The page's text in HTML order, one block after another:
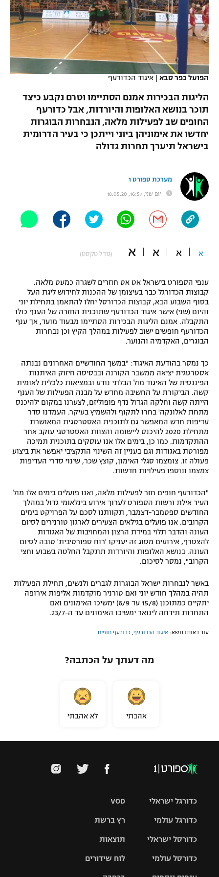
VOD
רץ ברשת
תוצאות
לוח שידורים
"מעל הליגה" – פודקאסט
תקנון משתתפים וזוכים בפרסים
תקנון עבור פעילות אלקטרה
תקנון עבור פעילות ספורט 1 – "מרלן"
טניס
גיימינג E-Sports
תנאי שימוש
מדיניות פרטיות
תקנון פעילות ספורט 1
רשיון להקרנה פומבית לבית עסק
הצטרפות לחבילת הערוצים
לוח דרושים – ג'ובנט
תגיות
המגזין
נבחרת ישראל
מכבי חיפה
בית"ר ירושלים
מכבי תל אביב
הפועל תל אביב
הפועל חיפה
הפועל באר שבע
מכבי נתניה
בני יהודה
ליגה ספרדית
ליגה איטלקית
ליגה צרפתית
ליגה הולנדית
ליגה סינית
ליגות נוספות
כדורסל נשים
מכבי תל אביב
הפועל חולון
הפועל ירושלים
דני אבדיה
יורוליג
יורוקאפ
טניס
כדוריד
כדורעף
שחייה
ג'ודו
אגרוף
UFC
היאבקות WWE
כדורמים
פוטבול אמריקאי NFL
בייסבול MLB
אומנויות לחימה
גיימינג E-Sports
הפועל כפר סבא | איגוד הכדורעף
הליגות הבכירות אמנם הסתיימו וטרם נקבע כיצד
תוכר בנושא האלופות והיורדות, אבל כדורעף
החופים שב לפעילות מלאה, הנבחרות הבוגרות
יחדשו את אימוניהן ביוני וייתכן כי בעיר הדרומית
בישראל תיערך תחרות גדולה
מערכת ספורט 1
יום שני, 16:57, 18.05.20
א א א א (גודל טקסט)
ענפי הספורט בישראל אט אט חוזרים לשגרה כמעט מלאה.
קבוצות הכדורגל כבר בעיצומן של ההכנות לחידוש ליגת העל
בסוף השבוע הבא, קבוצות הכדורסל יחלו להתאמן בתחילת יוני
והיום (שני) אישר איגוד הכדורעף שתוכנית החזרה של הענף כולו
התקבלה. אמנם הליגות הבכירות הסתיימו מבעוד מועד, אך ענף
הכדורעף חופשים ישוב לפעילות במהלך הקיץ וכן נבחרות
הבוגרים, האקדמיה והנוער.
כך נמסר בהודעת האיגוד: "במשך החודשיים האחרונים נבנתה
אסטרטגית יציאה ממשבר הקורנה ובבסיסה חיזוק האיתנות
הפיננסית של האיגוד מול הבלתי נודע ובמציאות כלכלית לאומית
קשה. הביקורת על החשיבה מחדש על מבנה הפעילות של הענף
הייתה קשה וחלקה הגדול נדף פופוליזם, לצערנו במקום 'להיכנס
מתחת לאלונקה' בחרו לתקוף ולהשמיץ בעיקר. העמדנו סדר
עדיפות חדש המאפשר גם לתוכנית האסטרטגית המאושרת
מתחילת 2020 להיכנס ליישומה והצוות האסטרטגי עוקב אחר
ההתקדמות. כמו כן, בימים אלו אנו עוסקים בתוכנית תמיכה
מפורטת באגודות וגם בעניין זה השינוי התקציבי יאפשר את ביצוע
פעולה זו. צומצמו סגלי האימון, קוצץ שכר, שינוי סדרי העדיפות
צמצמו ונוספו פעילויות חדשות.
"הכדורעף חופים חזר לפעילות מלאה, ואנו פועלים בימים אלו מול
העיר אילת ורשות הספורט לערוך אירוע בינלאומי גדול במהלך
החודשים ספטמבר-דצמבר, תקוותנו לסכם על הפרויקט בימים
הקרובים. אנו פועלים בגילאים הצעירים לארגון טורנירים לסיום
העונה והדבר תלוי במידת הרצון והמחויבות של האגודות
להצטרף, אירועים מסוג זה יעניקו 'רוח ספורטיבית' טובה לסיום
העונה. בנושא האלופות והיורדות תתקבל החלטה בשבוע וחצי
הקרוב", נמסר לסיכום.
באשר לנבחרות ישראל הבוגרות לגברים ולנשים, תחילת הפעילות
תהיה במהלך חודש יוני ואם טורניר מוקדמות אליפות אירופה
יתקיים כמתוכנן (15/8 עד 6/9) ימשיכו האימונים ואם
התחרות תידחה לינואר ימשיכו האימונים עד ה-23/7.
עוד באותו נושא: איגוד הכדורעף, כדורעף חופים
מה דעתך על הכתבה?
אהבתי לא אהבתי
VOD
רץ ברשת
תוצאות
לוח שידורים
כדורגל ישראלי
גביע הטוטו
כדורגל עולמי
האלופות
כדורסל ישראלי
סל
כדורסל עולמי